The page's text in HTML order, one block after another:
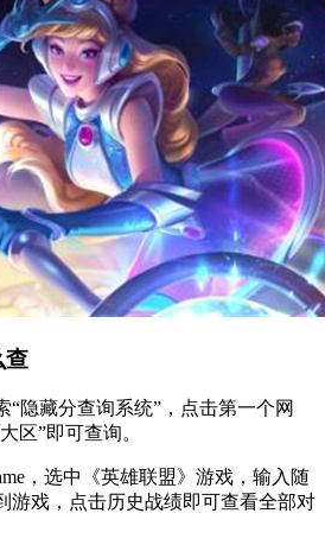
查
藏分查询系统”，点击第一个网
区”即可查询。
，选中《英雄联盟》游戏，输入随
游戏，点击历史战绩即可查看全部对